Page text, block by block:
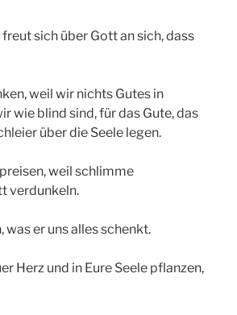
sich über Gott an sich, dass
weil wir nichts Gutes in
wie blind sind, für das Gute, das
über die Seele legen.
weil schlimme
verdunkeln.
was er uns alles schenkt.
Herz und in Eure Seele pflanzen,